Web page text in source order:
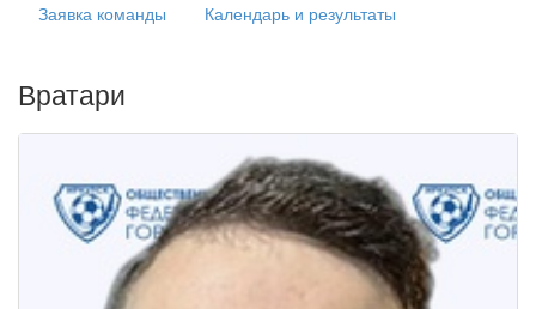
Заявка команды
Календарь и результаты
Вратари